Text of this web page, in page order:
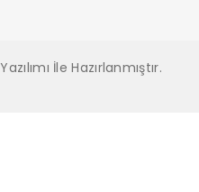
Yazılımı İle Hazırlanmıştır.